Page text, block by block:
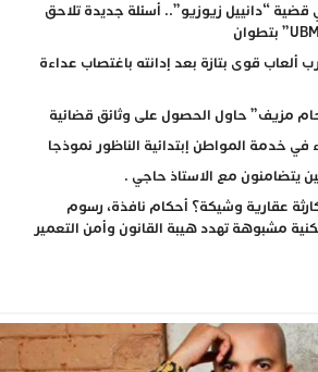
“دانييل زيوزيو”.. أسئلة جديدة تلاحق
لمدرب ألعاب قوى بتازة بعد إدانته باغتصاب عداءة
مزيف” حاول الحصول على وثائق قضائية
في خدمة المواطن إبتدائية الناظور نموذجا
يتضامنون مع الاستاذ حاجي .
عقارية وشيكة؟ أحكام نافذة، رسوم
مشبوهة تهدد هيبة القانون وأمن التعمير